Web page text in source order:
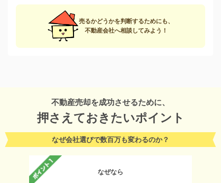
売るかどうかを判断するためにも、
不動産会社へ相談してみよう！
不動産売却を成功させるために、
押さえておきたいポイント
なぜ会社選びで数百万も変わるのか？
なぜなら